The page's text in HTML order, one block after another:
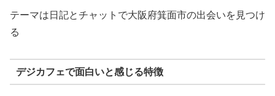
テーマは日記とチャットで大阪府箕面市の出会いを見つけ
る
デジカフェで面白いと感じる特徴